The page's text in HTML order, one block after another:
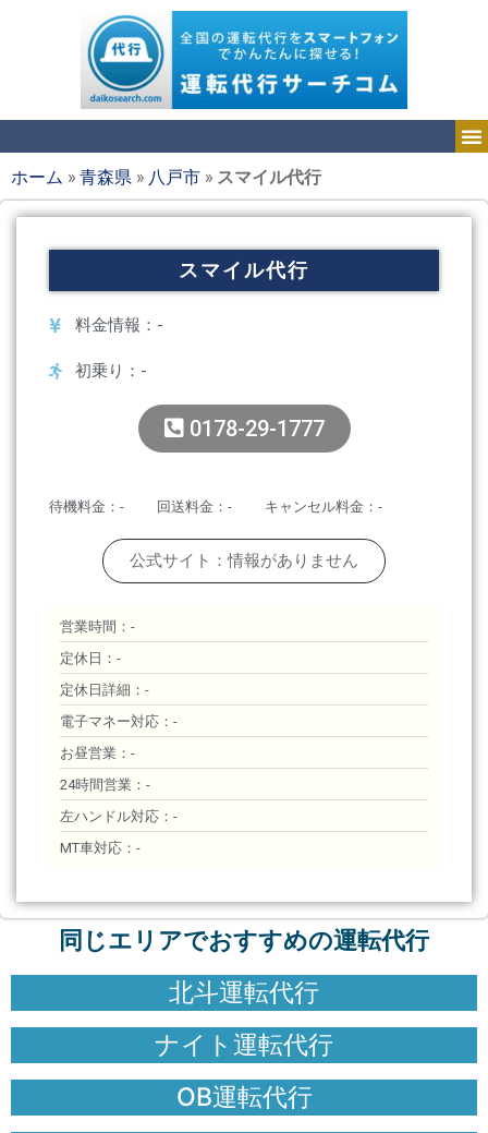
ホーム »青森県 » 八戸市 » スマイル代行
スマイル代行
料金情報：-
初乗り：-
0178-29-1777
待機料金：- 回送料金：- キャンセル料金：-
公式サイト：情報がありません
営業時間：-
定休日：-
定休日詳細：-
電子マネー対応：-
お昼営業：-
24時間営業：-
左ハンドル対応：-
MT車対応：-
同じエリアでおすすめの運転代行
北斗運転代行
ナイト運転代行
OB運転代行